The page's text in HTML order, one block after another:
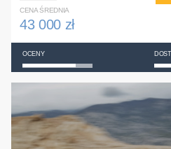
CENA ŚREDNIA
43 000 zł
OCENY